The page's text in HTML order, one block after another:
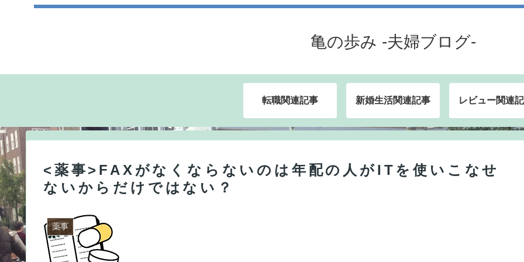
亀の歩み -夫婦ブログ-
転職関連記事 新婚生活関連記事 レビュー関連
<薬事>FAXがなくならないのは年配の人がITを使いこなせ
ないからだけではない？
薬事